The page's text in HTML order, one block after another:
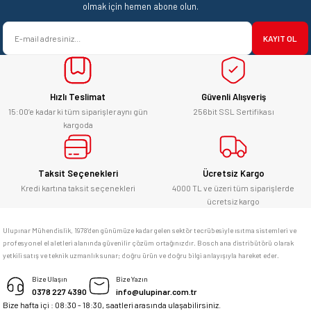
olmak için hemen abone olun.
KAYIT OL
Hızlı Teslimat
15:00’e kadar ki tüm siparişler aynı gün
kargoda
Güvenli Alışveriş
256bit SSL Sertifikası
Taksit Seçenekleri
Kredi kartına taksit seçenekleri
Ücretsiz Kargo
4000 TL ve üzeri tüm siparişlerde
ücretsiz kargo
Ulupınar Mühendislik, 1978'den günümüze kadar gelen sektör tecrübesiyle ısıtma sistemleri ve
profesyonel el aletleri alanında güvenilir çözüm ortağınızdır. Bosch ana distribütörü olarak
yetkili satış ve teknik uzmanlık sunar; doğru ürün ve doğru bilgi anlayışıyla hareket eder.
Bize Ulaşın
0378 227 4390
Bize Yazın
info@ulupinar.com.tr
Bize hafta içi : 08:30 - 18:30, saatleri arasında ulaşabilirsiniz.